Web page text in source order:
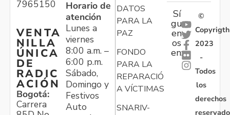
7965150
VENTA
NILLA
ÚNICA
DE
RADIC
ACIÓN
Bogotá:
Carrera
Horario de
atención
Lunes a
viernes
8:00 a.m. –
6:00 p.m.
Sábado,
Domingo y
Festivos
Auto
DATOS
PARA LA
PAZ
FONDO
PARA LA
REPARACIÓN
A VÍCTIMAS
SNARIV-
Sí
gu
en
os
en:
©
Copyrigth
2023
-
Todos
los
derechos